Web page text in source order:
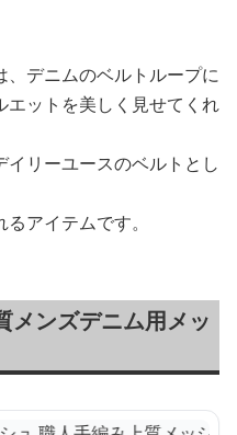
デニムのベルトループに
ットを美しく見せてくれ
リーユースのベルトとし
アイテムです。
メンズデニム用メッ